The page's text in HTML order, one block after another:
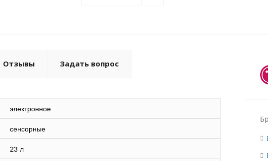
Отзывы Задать вопрос
электронное
сенсорные
23 л